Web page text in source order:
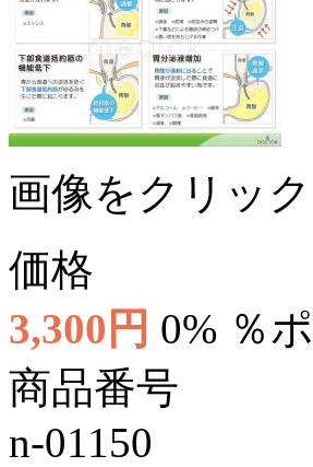
画像をクリッ
価格
3,300円 0% ％
商品番号
n-01150